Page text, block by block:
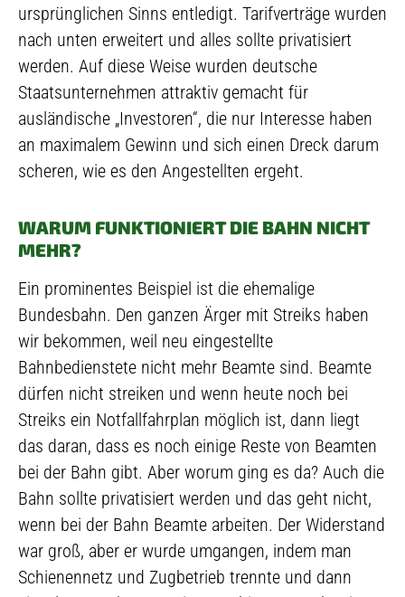
ursprünglichen Sinns entledigt. Tarifverträge wurden
nach unten erweitert und alles sollte privatisiert
werden. Auf diese Weise wurden deutsche
Staatsunternehmen attraktiv gemacht für
ausländische „Investoren“, die nur Interesse haben
an maximalem Gewinn und sich einen Dreck darum
scheren, wie es den Angestellten ergeht.
WARUM FUNKTIONIERT DIE BAHN NICHT
MEHR?
Ein prominentes Beispiel ist die ehemalige
Bundesbahn. Den ganzen Ärger mit Streiks haben
wir bekommen, weil neu eingestellte
Bahnbedienstete nicht mehr Beamte sind. Beamte
dürfen nicht streiken und wenn heute noch bei
Streiks ein Notfallfahrplan möglich ist, dann liegt
das daran, dass es noch einige Reste von Beamten
bei der Bahn gibt. Aber worum ging es da? Auch die
Bahn sollte privatisiert werden und das geht nicht,
wenn bei der Bahn Beamte arbeiten. Der Widerstand
war groß, aber er wurde umgangen, indem man
Schienennetz und Zugbetrieb trennte und dann